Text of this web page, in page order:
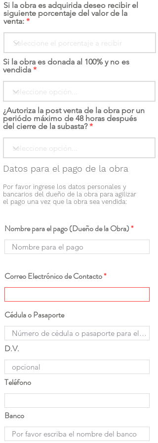
Si la obra es adquirida deseo recibir el
siguiente porcentaje del valor de la
venta:
Si la obra es donada al 100% y no es
vendida
¿Autoriza la post venta de la obra por un
periódo máximo de 48 horas después
del cierre de la subasta?
Datos para el pago de la obra
Por favor ingrese los datos personales y
bancarios del dueño de la obra para agilizar
el pago una vez que la obra sea vendida:
Nombre para el pago (Dueño de la Obra)
Correo Electrónico de Contacto
Cédula o Pasaporte
D.V.
Teléfono
Banco